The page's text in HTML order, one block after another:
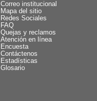
Correo institucional
Mapa del sitio
Redes Sociales
FAQ
Quejas y reclamos
Atención en línea
Encuesta
Contáctenos
Estadísticas
Glosario